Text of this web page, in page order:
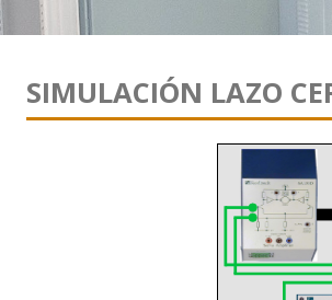
SIMULACIÓN LAZO